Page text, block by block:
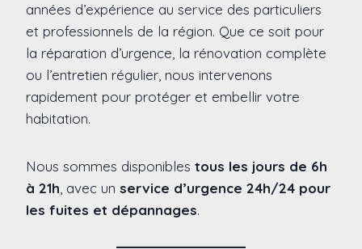
années d’expérience au service des particuliers
et professionnels de la région. Que ce soit pour
la réparation d’urgence, la rénovation complète
ou l’entretien régulier, nous intervenons
rapidement pour protéger et embellir votre
habitation.
Nous sommes disponibles tous les jours de 6h
à 21h , avec un service d’urgence 24h/24 pour
les fuites et dépannages.